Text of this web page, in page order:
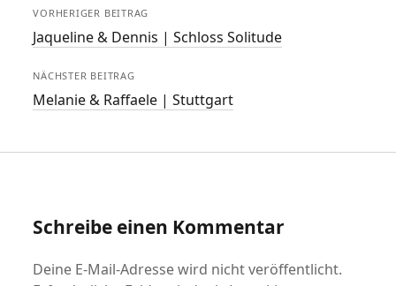
VORHERIGER BEITRAG
Jaqueline & Dennis | Schloss Solitude
NÄCHSTER BEITRAG
Melanie & Raffaele | Stuttgart
Schreibe einen Kommentar
Deine E-Mail-Adresse wird nicht veröffentlicht.